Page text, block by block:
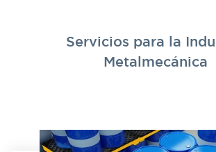
Servicios para la
Metalmecánica